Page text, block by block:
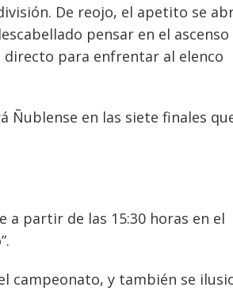
De reojo, el apetito se
pensar en el ascenso
para enfrentar al elenco
Ñublense en las siete finales
partir de las 15:30 horas en el
campeonato, y también se